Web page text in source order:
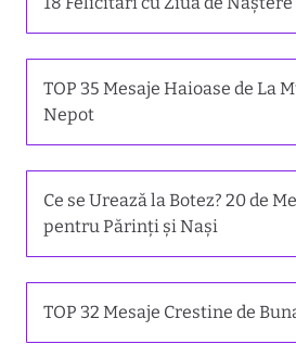
TOP 35 Mesaje Haioase de La
Nepot
Ce se Urează la Botez? 20 de
pentru Părinți și Nași
TOP 32 Mesaje Crestine de